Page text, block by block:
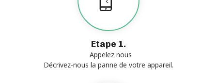
Etape 1.
Appelez nous
Décrivez-nous la panne de votre appareil.